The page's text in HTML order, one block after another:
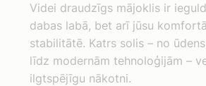
Videi draudzīgs mājoklis ir
dabas labā, bet arī jūsu
stabilitātē. Katrs solis – no
līdz modernām tehnoloģijām –
ilgtspējīgu nākotni.